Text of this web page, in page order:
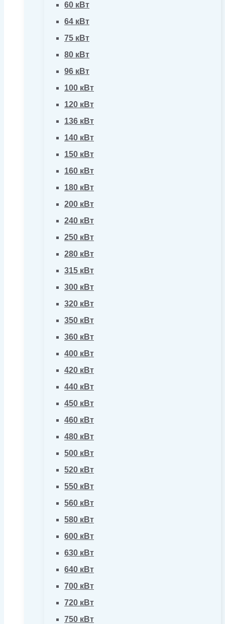
60 кВт
64 кВт
75 кВт
80 кВт
96 кВт
100 кВт
120 кВт
136 кВт
140 кВт
150 кВт
160 кВт
180 кВт
200 кВт
240 кВт
250 кВт
280 кВт
315 кВт
300 кВт
320 кВт
350 кВт
360 кВт
400 кВт
420 кВт
440 кВт
450 кВт
460 кВт
480 кВт
500 кВт
520 кВт
550 кВт
560 кВт
580 кВт
600 кВт
630 кВт
640 кВт
700 кВт
720 кВт
750 кВт